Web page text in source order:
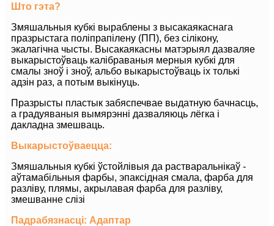
Што гэта?
Змяшальныя кубкі выраблены з высакаякаснага
празрыстага поліпрапілену (ПП), без сілікону,
экалагічна чысты. Высакаякасны матэрыял дазваляе
выкарыстоўваць калібраваныя мерныя кубкі для
смалы зноў і зноў, альбо выкарыстоўваць іх толькі
адзін раз, а потым выкінуць.
Празрысты пластык забяспечвае выдатную бачнасць,
а градуяваныя вымярэнні дазваляюць лёгка і
дакладна змешваць.
Выкарыстоўваецца:
Змяшальныя кубкі ўстойлівыя да растваральнікаў -
аўтамабільныя фарбы, эпаксідная смала, фарба для
разліву, плямы, акрылавая фарба для разліву,
змешванне слізі
Падрабязнасці: Адаптар